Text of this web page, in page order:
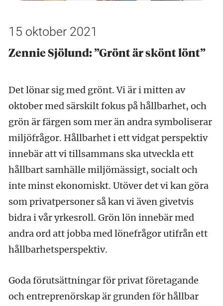
15 oktober 2021
Zennie Sjölund: ”Grönt är skönt lönt”
Det lönar sig med grönt. Vi är i mitten av
oktober med särskilt fokus på hållbarhet, och
grön är färgen som mer än andra symboliserar
miljöfrågor. Hållbarhet i ett vidgat perspektiv
innebär att vi tillsammans ska utveckla ett
hållbart samhälle miljömässigt, socialt och
inte minst ekonomiskt. Utöver det vi kan göra
som privatpersoner så kan vi även givetvis
bidra i vår yrkesroll. Grön lön innebär med
andra ord att jobba med lönefrågor utifrån ett
hållbarhetsperspektiv.
Goda förutsättningar för privat företagande
och entreprenörskap är grunden för hållbar